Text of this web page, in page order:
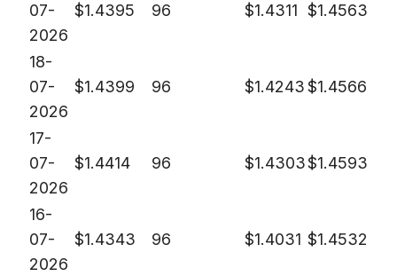
07-
2026
$1.4395 96 $1.4311 $1.4563
18-
07-
2026
$1.4399 96 $1.4243$1.4566
17-
07-
2026
$1.4414 96 $1.4303$1.4593
16-
07-
2026
$1.4343 96 $1.4031 $1.4532